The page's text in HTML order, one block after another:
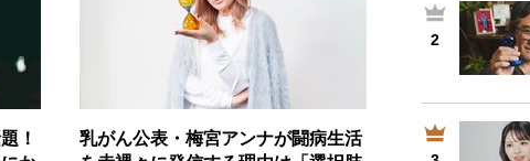
大人の学び直し
ファーストキャリアを拓く
革の原動力 次世代へのバトン トップが描く未来
！
乳がん公表・梅宮アンナが闘病生活
2